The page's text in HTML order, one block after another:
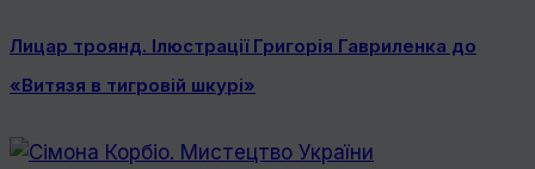
Лицар троянд. Ілюстрації Григорія Гавриленка до
«Витязя в тигровій шкурі»